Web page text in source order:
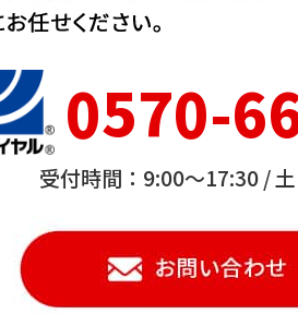
0570-
受付時間：9:00～17:30 /